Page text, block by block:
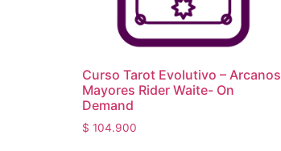
Curso Tarot Evolutivo – Arcanos
Mayores Rider Waite- On
Demand
$ 104.900